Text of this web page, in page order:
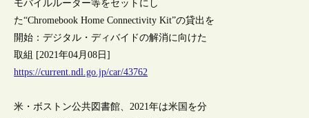
モバイルルーター等をセットにし
た“Chromebook Home Connectivity Kit”の貸出を
開始：デジタル・ディバイドの解消に向けた
取組 [2021年04月08日]
https://current.ndl.go.jp/car/43762
米・ボストン公共図書館、2021年は米国を分